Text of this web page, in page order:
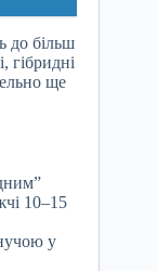
до більш
гібридні
ще
10–15
у